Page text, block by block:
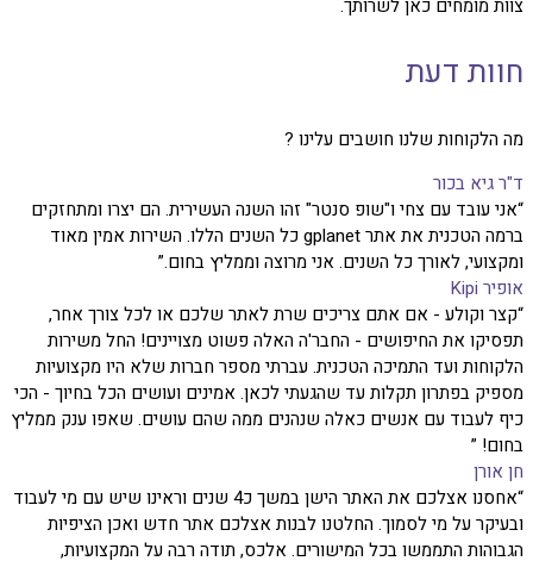
צוות מומחים כאן לשרותך.
חוות דעת
מה הלקוחות שלנו חושבים עלינו ?
ד"ר גיא בכור
“אני עובד עם צחי ו"שופ סנטר" זהו השנה העשירית. הם יצרו ומתחזקים
ברמה הטכנית את אתר gplanet כל השנים הללו. השירות אמין מאוד
ומקצועי, לאורך כל השנים. אני מרוצה וממליץ בחום.”
אופיר Kipi
“קצר וקולע - אם אתם צריכים שרת לאתר שלכם או לכל צורך אחר,
תפסיקו את החיפושים - החבר'ה האלה פשוט מצויינים! החל משירות
הלקוחות ועד התמיכה הטכנית. עברתי מספר חברות שלא היו מקצועיות
מספיק בפתרון תקלות עד שהגעתי לכאן. אמינים ועושים הכל בחיוך - הכי
כיף לעבוד עם אנשים כאלה שנהנים ממה שהם עושים. שאפו ענק ממליץ
בחום! ”
חן אורן
“אחסנו אצלכם את האתר הישן במשך כ4 שנים וראינו שיש עם מי לעבוד
ובעיקר על מי לסמוך. החלטנו לבנות אצלכם אתר חדש ואכן הציפיות
הגבוהות התממשו בכל המישורים. אלכס, תודה רבה על המקצועיות,